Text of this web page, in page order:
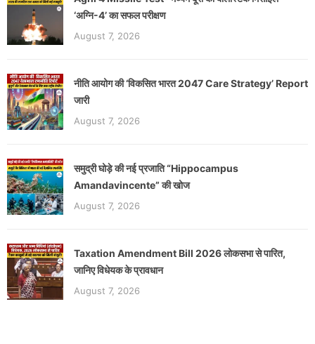
‘अग्नि-4’ का सफल परीक्षण
August 7, 2026
नीति आयोग की ‘विकसित भारत 2047 Care Strategy’ Report
जारी
August 7, 2026
समुद्री घोड़े की नई प्रजाति “Hippocampus
Amandavincente” की खोज
August 7, 2026
Taxation Amendment Bill 2026 लोकसभा से पारित,
जानिए विधेयक के प्रावधान
August 7, 2026